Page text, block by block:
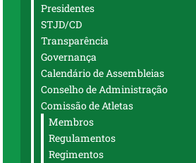
Presidentes
STJD/CD
Transparência
Governança
Calendário de Assembleias
Conselho de Administração
Comissão de Atletas
Membros
Regulamentos
Regimentos